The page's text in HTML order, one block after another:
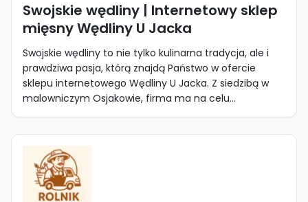
Swojskie wędliny | Internetowy sklep
mięsny Wędliny U Jacka
Swojskie wędliny to nie tylko kulinarna tradycja, ale i
prawdziwa pasja, którą znajdą Państwo w ofercie
sklepu internetowego Wędliny U Jacka. Z siedzibą w
malowniczym Osjakowie, firma ma na celu...